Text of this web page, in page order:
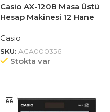
Casio AX-120B Masa Üstü
Hesap Makinesi 12 Hane
Casio
SKU: ACA000356
Stokta var